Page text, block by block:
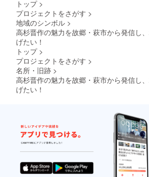
トップ >
プロジェクトをさがす >
地域のシンボル >
高杉晋作の魅力を故郷・萩市から発信し
げたい！
トップ >
プロジェクトをさがす >
名所・旧跡 >
高杉晋作の魅力を故郷・萩市から発信し
げたい！